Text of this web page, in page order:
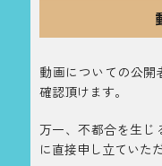
動画についての公開
確認頂けます。
万一、不都合を生じ
に直接申し立ていた